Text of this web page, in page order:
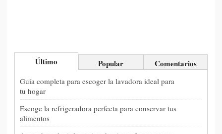
Último Popular Comentarios
Guía completa para escoger la lavadora ideal para
tu hogar
Escoge la refrigeradora perfecta para conservar tus
alimentos